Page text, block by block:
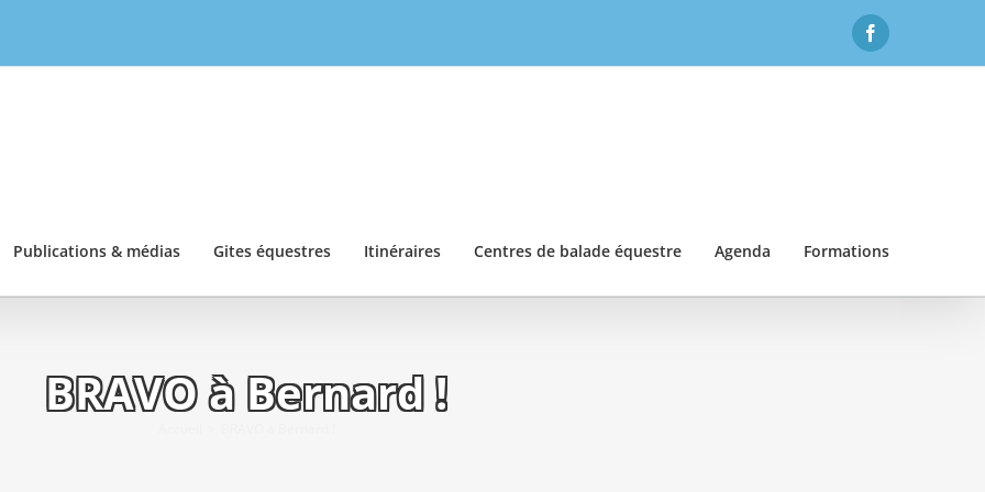
Facebook
Publications & médias Gites équestres Itinéraires Centres de balade équestre Agenda Formations
BRAVO à Bernard !